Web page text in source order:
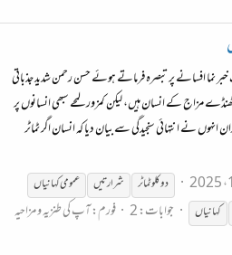
نما افسانے پر تبصرہ فرماتے ہوئے حسن رحمن شدید جذباتی
مزاج کے انسان ہیں، لیکن کمزور لمحے سبھی انسانوں پر
نے انتہائی سنجیدگی سے بیان دیا کہ انسان اگر ٹماٹر
دو کلو ٹماٹر شرارتیں
عمومی کہانیاں
کہانیاں جوابات: 2 فورم:آپ کی طنزیہ و مزاحیہ